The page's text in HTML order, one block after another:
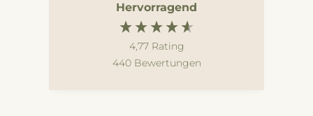
Hervorragend
4,77 Rating
440 Bewertungen